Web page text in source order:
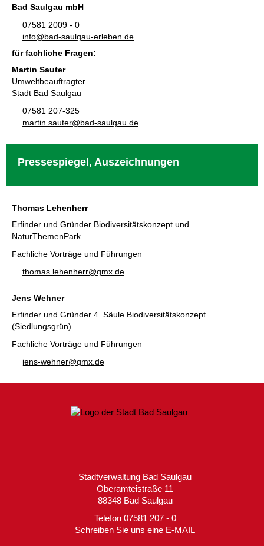
Bad Saulgau mbH
07581 2009 - 0
nf
b d-s lg - rl b n d
für fachliche Fragen:
Martin Sauter
Umweltbeauftragter
Stadt Bad Saulgau
07581 207-325
m
rt n s t r b d-s lg d
Pressespiegel, Auszeichnungen
Thomas Lehenherr
Erfinder und Gründer Biodiversitätskonzept und
NaturThemenPark
Fachliche Vorträge und Führungen
th
m s h nh rr gmx d
Jens Wehner
Erfinder und Gründer 4. Säule Biodiversitätskonzept
(Siedlungsgrün)
Fachliche Vorträge und Führungen
j ns-w hn r gmx d
Stadtverwaltung Bad Saulgau
Oberamteistraße 11
88348 Bad Saulgau
Telefon 07581 207 - 0
Schreiben Sie uns eine E-MAIL